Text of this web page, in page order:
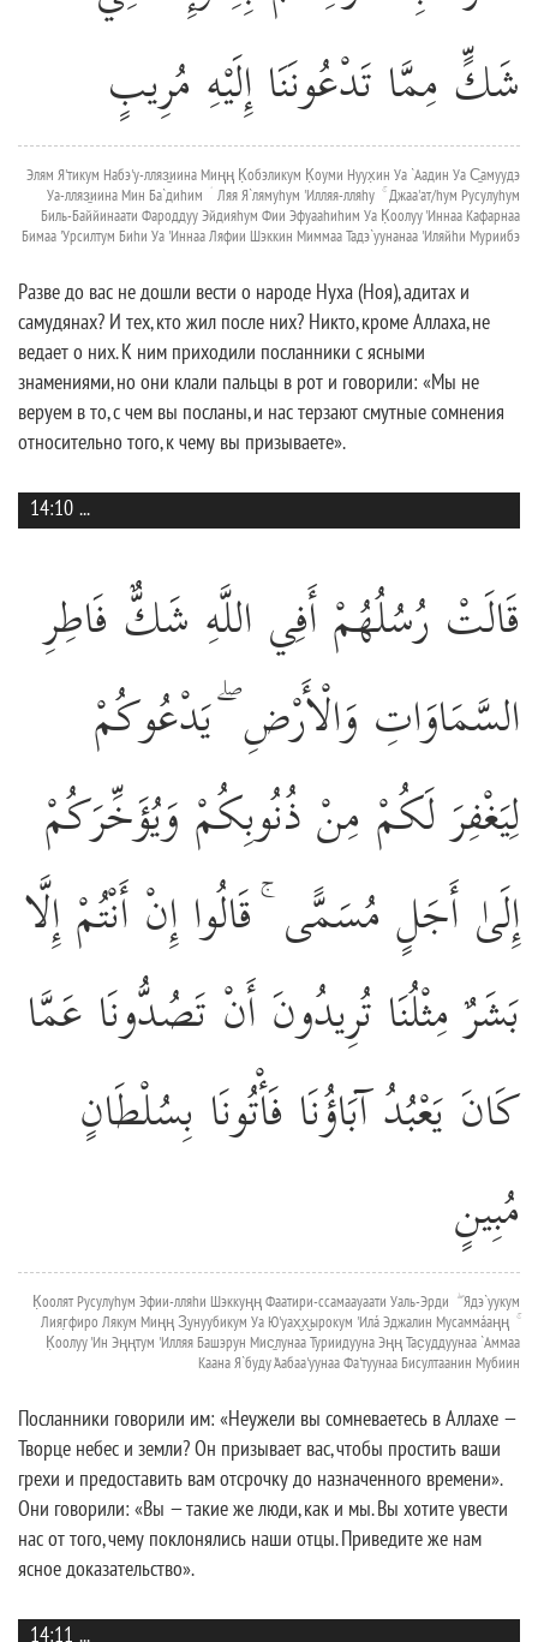
شَكٍّ مِمَّا تَدْعُونَنَا إِلَيْهِ مُرِيبٍ
Элям Я'тикум Набэ'у-лляз̱иина Миңң К̣обэликум К̣оуми Нуух̣ин Уа `Аадин Уа С̱амуудэ
Уа-лляз̱иина Мин Ба`диhим ۛ Ляя Я`лямуhум 'Илляя-лляhу ۚ Джаа'ат/hум Русулуhум
Биль-Баййинаати Фароддуу Эйдияhум Фии Эфуааhиhим Уа К̣оолуу 'Иннаа Кафарнаа
Бимаа 'Урсилтум Биhи Уа 'Иннаа Ляфии Шэккин Миммаа Тадэ`уунанаа 'Иляйhи Муриибэ
Разве до вас не дошли вести о народе Нуха (Ноя), адитах и
самудянах? И тех, кто жил после них? Никто, кроме Аллаха, не
ведает о них. К ним приходили посланники с ясными
знамениями, но они клали пальцы в рот и говорили: «Мы не
веруем в то, с чем вы посланы, и нас терзают смутные сомнения
относительно того, к чему вы призываете».
14:10 ...
قَالَتْ رُسُلُهُمْ أَفِي اللَّهِ شَكٌّ فَاطِرِ
السَّمَاوَاتِ وَالْأَرْضِ ۖ يَدْعُوكُمْ
لِيَغْفِرَ لَكُمْ مِنْ ذُنُوبِكُمْ وَيُؤَخِّرَكُمْ
إِلَىٰ أَجَلٍ مُسَمًّى ۚ قَالُوا إِنْ أَنْتُمْ إِلَّا
بَشَرٌ مِثْلُنَا تُرِيدُونَ أَنْ تَصُدُّونَا عَمَّا
كَانَ يَعْبُدُ آبَاؤُنَا فَأْتُونَا بِسُلْطَانٍ
مُبِينٍ
К̣оолят Русулуhум Эфии-лляhи Шэккуңң Фаатири-ссамаауаати Уаль-Эрди ۖ Ядэ`уукум
Лияг̣фиро Лякум Миңң З̱унуубикум Уа Ю'уах̮х̮ырокум 'Илá Эджалин Мусаммáаңң ۚ
К̣оолуу 'Ин Эңңтум 'Илляя Башэрун Мис̱лунаа Туриидууна Эңң Тас̣уддуунаа `Аммаа
Каана Я`буду 'Аабаа'уунаа Фа'туунаа Бисултаанин Мубиин
Посланники говорили им: «Неужели вы сомневаетесь в Аллахе —
Творце небес и земли? Он призывает вас, чтобы простить ваши
грехи и предоставить вам отсрочку до назначенного времени».
Они говорили: «Вы — такие же люди, как и мы. Вы хотите увести
нас от того, чему поклонялись наши отцы. Приведите же нам
ясное доказательство».
14:11 ...